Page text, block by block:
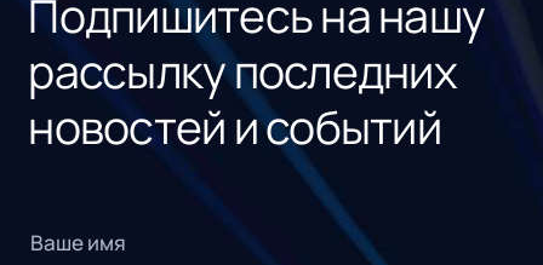
Подпишитесь на нашу
рассылку последних
новостей и событий